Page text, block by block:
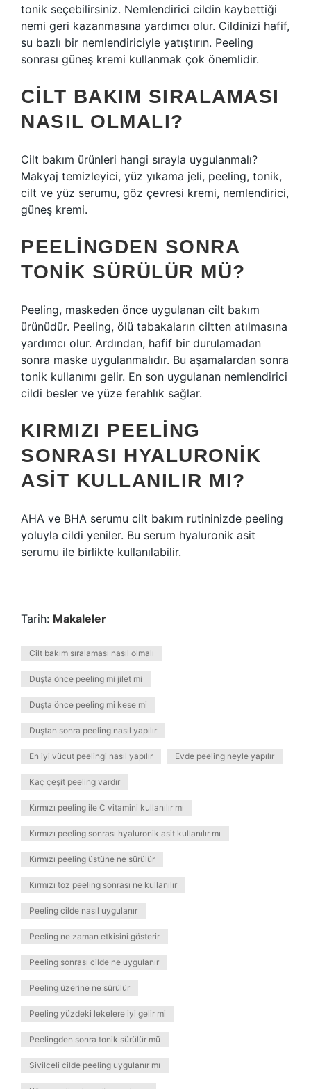
tonik seçebilirsiniz. Nemlendirici cildin kaybettiği
nemi geri kazanmasına yardımcı olur. Cildinizi hafif,
su bazlı bir nemlendiriciyle yatıştırın. Peeling
sonrası güneş kremi kullanmak çok önemlidir.
CILT BAKIM SIRALAMASI
NASIL OLMALI?
Cilt bakım ürünleri hangi sırayla uygulanmalı?
Makyaj temizleyici, yüz yıkama jeli, peeling, tonik,
cilt ve yüz serumu, göz çevresi kremi, nemlendirici,
güneş kremi.
PEELINGDEN SONRA
TONIK SÜRÜLÜR MÜ?
Peeling, maskeden önce uygulanan cilt bakım
ürünüdür. Peeling, ölü tabakaların ciltten atılmasına
yardımcı olur. Ardından, hafif bir durulamadan
sonra maske uygulanmalıdır. Bu aşamalardan sonra
tonik kullanımı gelir. En son uygulanan nemlendirici
cildi besler ve yüze ferahlık sağlar.
KIRMIZI PEELING
SONRASI HYALURONIK
ASIT KULLANILIR MI?
AHA ve BHA serumu cilt bakım rutininizde peeling
yoluyla cildi yeniler. Bu serum hyaluronik asit
serumu ile birlikte kullanılabilir.
Tarih: Makaleler
Cilt bakım sıralaması nasıl olmalı
Duşta önce peeling mi jilet mi
Duşta önce peeling mi kese mi
Duştan sonra peeling nasıl yapılır
En iyi vücut peelingi nasıl yapılır Evde peeling neyle yapılır
Kaç çeşit peeling vardır
Kırmızı peeling ile C vitamini kullanılır mı
Kırmızı peeling sonrası hyaluronik asit kullanılır mı
Kırmızı peeling üstüne ne sürülür
Kırmızı toz peeling sonrası ne kullanılır
Peeling cilde nasıl uygulanır
Peeling ne zaman etkisini gösterir
Peeling sonrası cilde ne uygulanır
Peeling üzerine ne sürülür
Peeling yüzdeki lekelere iyi gelir mi
Peelingden sonra tonik sürülür mü
Sivilceli cilde peeling uygulanır mı